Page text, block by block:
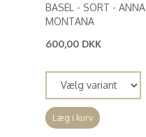
BASEL - SORT - ANNA
MONTANA
600,00 DKK
Læg i kurv